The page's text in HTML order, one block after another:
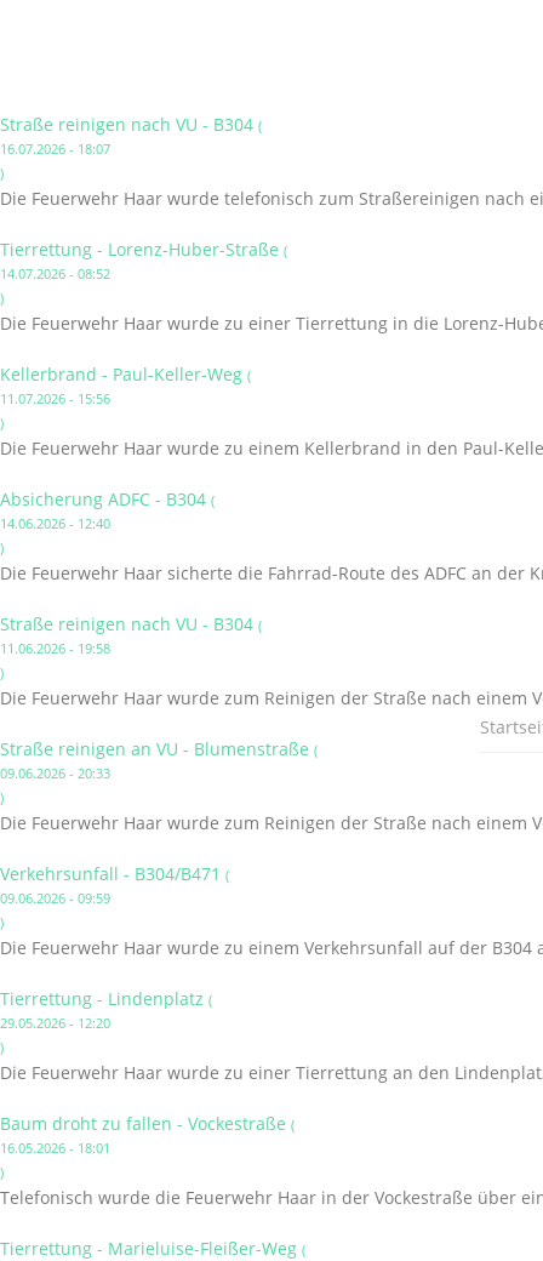
Straße reinigen nach VU - B304 (
16.07.2026 - 18:07
)
Die Feuerwehr Haar wurde telefonisch zum Straßereinigen nach
Tierrettung - Lorenz-Huber-Straße (
14.07.2026 - 08:52
)
Die Feuerwehr Haar wurde zu einer Tierrettung in die Lorenz-
Kellerbrand - Paul-Keller-Weg (
11.07.2026 - 15:56
)
Die Feuerwehr Haar wurde zu einem Kellerbrand in den Paul-
Absicherung ADFC - B304 (
14.06.2026 - 12:40
)
Die Feuerwehr Haar sicherte die Fahrrad-Route des ADFC an der
Straße reinigen nach VU - B304 (
11.06.2026 - 19:58
)
Die Feuerwehr Haar wurde zum Reinigen der Straße nach einem
Straße reinigen an VU - Blumenstraße (
09.06.2026 - 20:33
)
Die Feuerwehr Haar wurde zum Reinigen der Straße nach einem
Verkehrsunfall - B304/B471 (
09.06.2026 - 09:59
)
Die Feuerwehr Haar wurde zu einem Verkehrsunfall auf der B304
Tierrettung - Lindenplatz (
29.05.2026 - 12:20
)
Die Feuerwehr Haar wurde zu einer Tierrettung an den
Baum droht zu fallen - Vockestraße (
16.05.2026 - 18:01
)
Telefonisch wurde die Feuerwehr Haar in der Vockestraße über
Tierrettung - Marieluise-Fleißer-Weg (